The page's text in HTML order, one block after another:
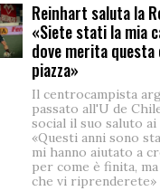
Reinhart saluta la
«Siete stati la mia
dove merita questa
piazza»
Il centrocampista
passato all'U de
social il suo saluto
«Questi anni sono
mi hanno aiutato a
per come è finita,
che vi riprenderete»